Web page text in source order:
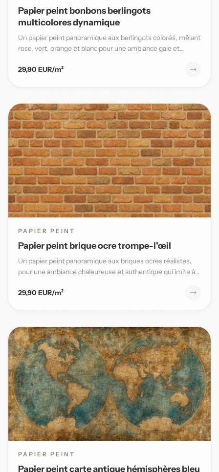
Papier peint bonbons berlingots
multicolores dynamique
Un papier peint panoramique aux berlingots colorés, mêlant
rose, vert, orange et blanc pour une ambiance gaie et
29,90 EUR/m²
PAPIER PEINT
Papier peint brique ocre trompe-l'œil
Un papier peint panoramique aux briques ocres réalistes,
pour une ambiance chaleureuse et authentique qui imite à
29,90 EUR/m²
PAPIER PEINT
Papier peint carte antique hémisphères bleu